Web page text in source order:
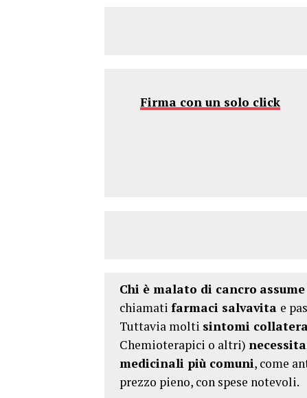
Firma con un solo click
Chi è malato di cancro
chiamati farmaci salvavita e
Tuttavia molti sintomi
Chemioterapici o altri)
medicinali più comuni, come
prezzo pieno, con spese notevoli.